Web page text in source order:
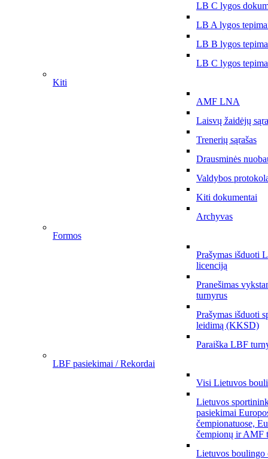
LB C lygos
LB A lygos
LB B lygos
LB C lygos
Kiti
AMF LNA
Laisvų žaidėjų
Trenerių sąrašas
Drausminės
Valdybos
Kiti dokumentai
Archyvas
Formos
Prašymas išduoti
licenciją
Pranešimas
turnyrus
Prašymas išduoti
leidimą (KKSD)
Paraiška LBF
LBF pasiekimai / Rekordai
Visi Lietuvos
Lietuvos
pasiekimai
čempionatuose,
čempionų ir AMF
Lietuvos boulingo